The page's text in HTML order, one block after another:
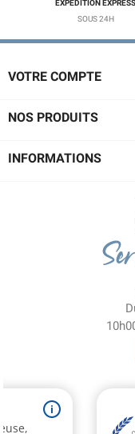
EXPÉDITION EXPRESS
SOUS 24H
VOTRE COMPTE
NOS PRODUITS
INFORMATIONS